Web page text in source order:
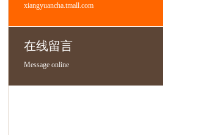
xiangyuancha.tmall.com
在线留言
Message online